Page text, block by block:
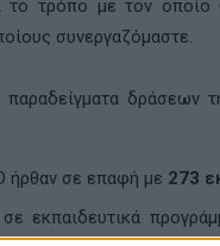
το τρόπο με τον οποίο
συνεργαζόμαστε.
παραδείγματα δράσεων
ήρθαν σε επαφή με 273
εκπαιδευτικά